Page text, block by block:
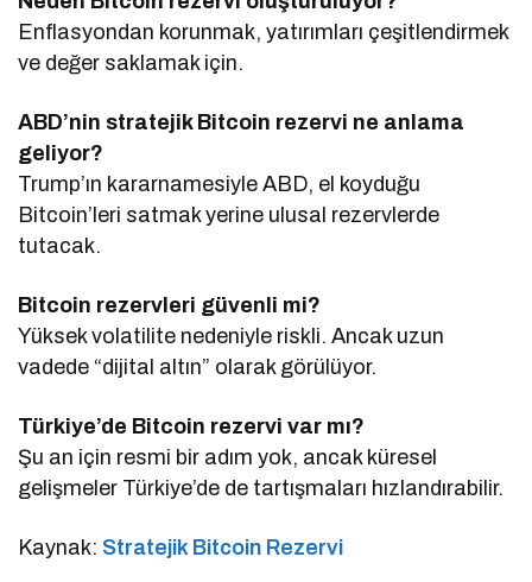
Enflasyondan korunmak, yatırımları çeşitlendirmek
ve değer saklamak için.
ABD’nin stratejik Bitcoin rezervi ne anlama
geliyor?
Trump’ın kararnamesiyle ABD, el koyduğu
Bitcoin’leri satmak yerine ulusal rezervlerde
tutacak.
Bitcoin rezervleri güvenli mi?
Yüksek volatilite nedeniyle riskli. Ancak uzun
vadede “dijital altın” olarak görülüyor.
Türkiye’de Bitcoin rezervi var mı?
Şu an için resmi bir adım yok, ancak küresel
gelişmeler Türkiye’de de tartışmaları hızlandırabilir.
Kaynak: Stratejik Bitcoin Rezervi